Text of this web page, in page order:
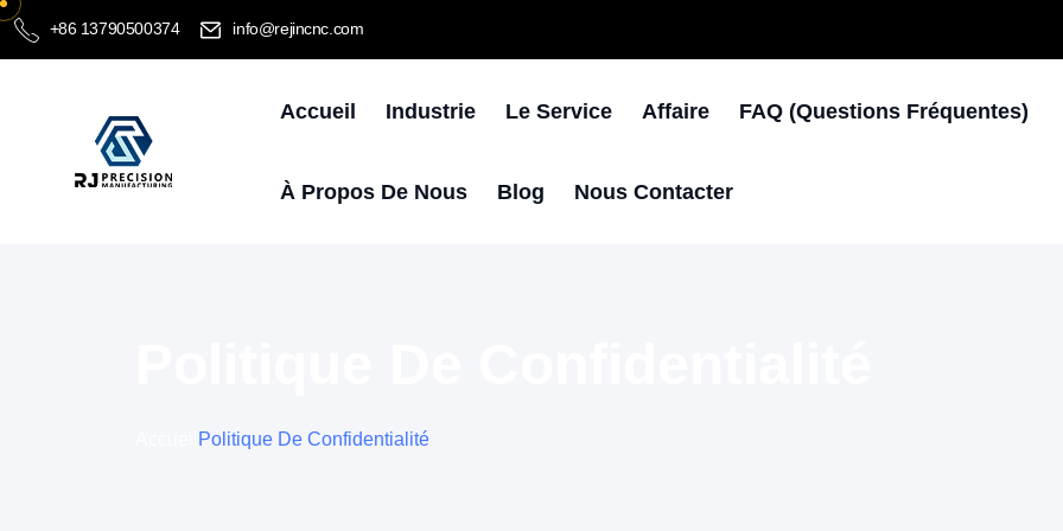
+86 13790500374 info@rejincnc.com
Accueil Industrie Le Service Affaire FAQ (questions Fréquentes)
À Propos De Nous Blog Nous Contacter
Politique De Confidentialité